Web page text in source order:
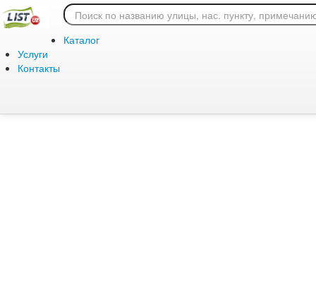
Каталог
Услуги
Контакты
Ошибка 404: страница